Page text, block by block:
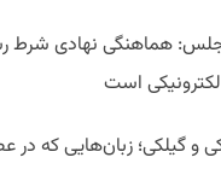
هماهنگی نهادی شرط
و گیلکی؛ زبان‌هایی که